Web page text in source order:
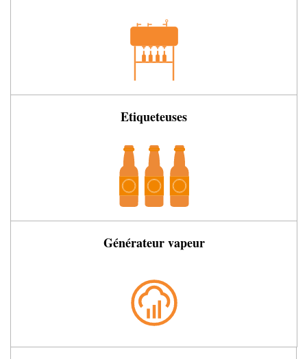
Etiqueteuses
Générateur vapeur